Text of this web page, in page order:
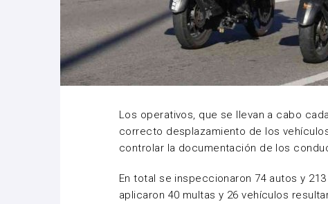
Los operativos, que se llevan a cabo
correcto desplazamiento de los
controlar la documentación de los
En total se inspeccionaron 74 autos y
aplicaron 40 multas y 26 vehículos